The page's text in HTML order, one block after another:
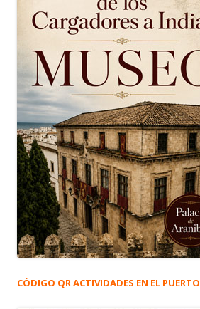
CÓDIGO QR ACTIVIDADES EN EL PUERTO